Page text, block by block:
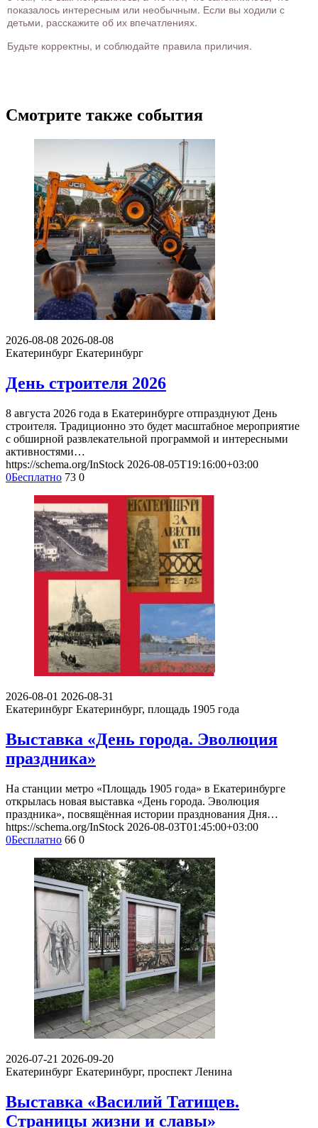
показалось интересным или необычным. Если вы ходили с
детьми, расскажите об их впечатлениях.
Будьте корректны, и соблюдайте правила приличия.
Смотрите также события
2026-08-08 2026-08-08
Екатеринбург Екатеринбург
День строителя 2026
8 августа 2026 года в Екатеринбурге отпразднуют День
строителя. Традиционно это будет масштабное мероприятие
с обширной развлекательной программой и интересными
активностями…
https://schema.org/InStock 2026-08-05T19:16:00+03:00
0Бесплатно 73 0
2026-08-01 2026-08-31
Екатеринбург Екатеринбург, площадь 1905 года
Выставка «День города. Эволюция
праздника»
На станции метро «Площадь 1905 года» в Екатеринбурге
открылась новая выставка «День города. Эволюция
праздника», посвящённая истории празднования Дня…
https://schema.org/InStock 2026-08-03T01:45:00+03:00
0Бесплатно 66 0
2026-07-21 2026-09-20
Екатеринбург Екатеринбург, проспект Ленина
Выставка «Василий Татищев.
Страницы жизни и славы»